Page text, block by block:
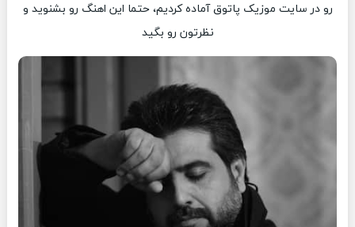
رو در سایت موزیک پاتوق آماده کردیم، حتما این اهنگ رو بشنوید و
نظرتون رو بگید